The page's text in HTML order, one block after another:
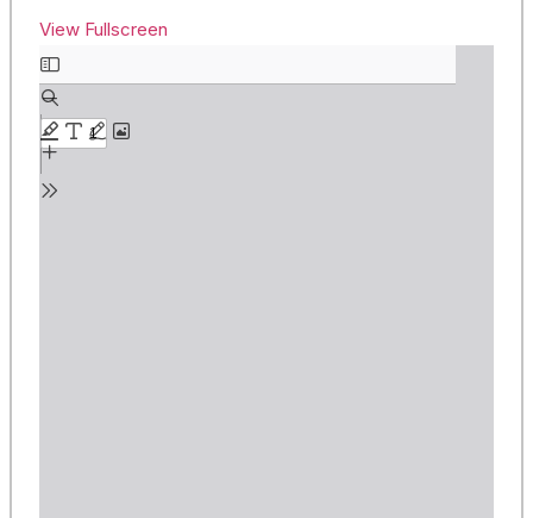
View Fullscreen